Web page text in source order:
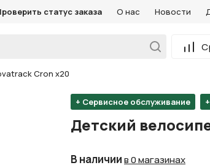
статус заказа О нас Новости
Cron х20
+ Сервисное обслуживание
Детский
В наличиив 0 магазинах